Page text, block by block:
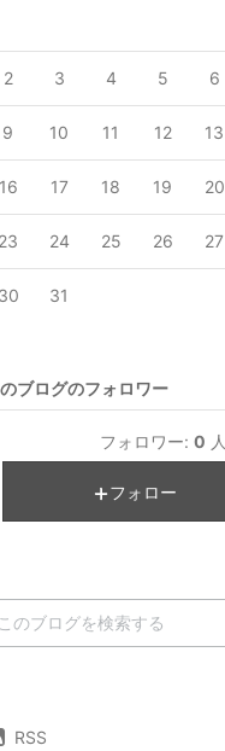
2 3 4 5 6
9 10 11 12 13
17 18 19 20
24 25 26 27
31
ブログのフォロワー
フォロワー: 0 人
フォロー
RSS